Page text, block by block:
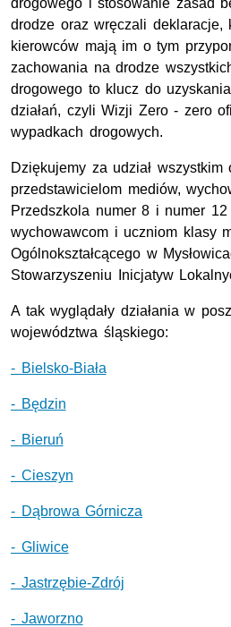
drodze oraz wręczali deklaracje,
kierowców mają im o tym
zachowania na drodze
drogowego to klucz do
działań, czyli Wizji Zero - zero
wypadkach drogowych.
Dziękujemy za udział wszystkim
przedstawicielom mediów,
Przedszkola numer 8 i numer 12
wychowawcom i uczniom klasy
Ogólnokształcącego w
Stowarzyszeniu Inicjatyw
A tak wyglądały działania w
województwa śląskiego:
- Bielsko-Biała
- Będzin
- Bieruń
- Cieszyn
- Dąbrowa Górnicza
- Gliwice
- Jastrzębie-Zdrój
- Jaworzno